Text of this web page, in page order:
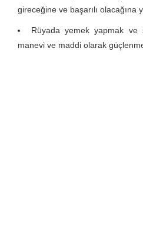
gireceğine ve başarılı olacağına
Rüyada yemek yapmak ve
manevi ve maddi olarak